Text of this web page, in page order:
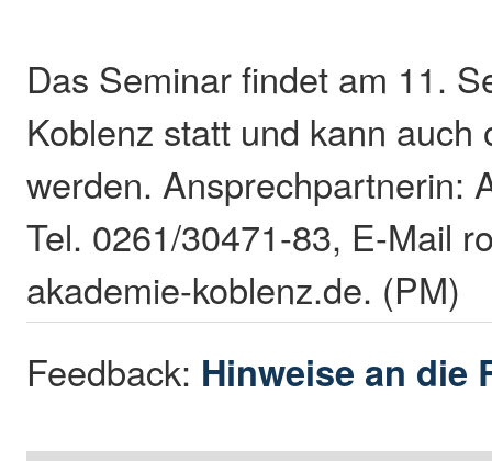
Das Seminar findet am 11.
Koblenz statt und kann auch
werden. Ansprechpartnerin:
Tel. 0261/30471-83, E-Mail
akademie-koblenz.de. (PM)
Feedback: Hinweise an die